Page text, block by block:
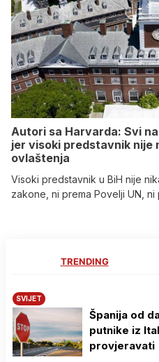
Autori sa Harvarda: Svi
jer visoki predstavnik nije
ovlaštenja
Visoki predstavnik u BiH nije
zakone, ni prema Povelji UN,
TRENDING
SVIJET
Španija od
putnike iz
provjeravati